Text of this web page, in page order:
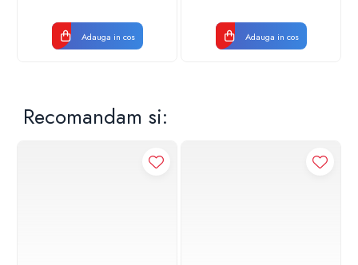
Adauga in cos Adauga in cos
Recomandam si: